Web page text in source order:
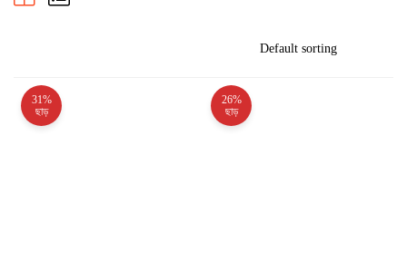
31%
ছাড়
26%
ছাড়